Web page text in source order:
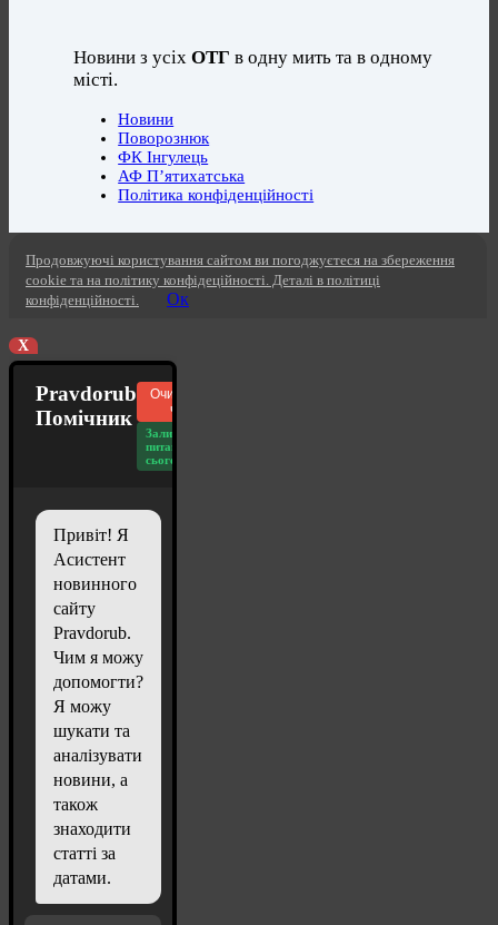
Новини з усіхОТГ в одну мить та в одному
місті.
Новини
Поворознюк
ФК Інгулець
АФ П’ятихатська
Політика конфіденційності
Продовжуючі користування сайтом ви погоджуєтеся на збереження
cookie та на політику конфідеційності. Деталі в політиці
конфіденційності.
Ок
X
Pravdorub
Помічник
Очистити
чат
Залишилось
питань
сьогодні: 20
Привіт! Я
Асистент
новинного
сайту
Pravdorub.
Чим я можу
допомогти?
Я можу
шукати та
аналізувати
новини, а
також
знаходити
статті за
датами.